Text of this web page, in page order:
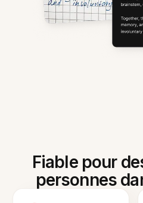
Fiable pour
personnes